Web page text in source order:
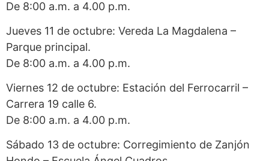
De 8:00 a.m. a 4.00 p.m.
Jueves 11 de octubre: Vereda La Magdalena –
Parque principal.
De 8:00 a.m. a 4.00 p.m.
Viernes 12 de octubre: Estación del Ferrocarril –
Carrera 19 calle 6.
De 8:00 a.m. a 4.00 p.m.
Sábado 13 de octubre: Corregimiento de Zanjón